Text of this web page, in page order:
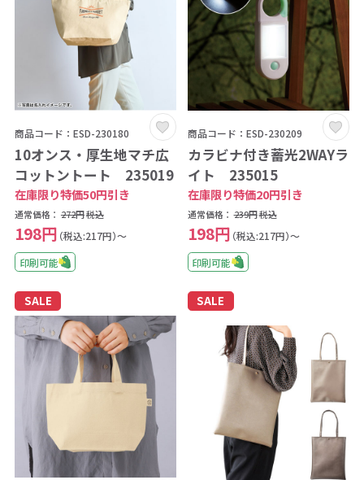
商品コード：ESD-230180
10オンス・厚生地マチ広
コットントート 235019
在庫限り特価50円引き
通常価格： 272円税込
198円 （税込:217円）～
印刷可能
商品コード：ESD-230209
カラビナ付き蓄光2WAYラ
イト 235015
在庫限り特価20円引き
通常価格： 239円税込
198円 （税込:217円）～
印刷可能
SALE SALE